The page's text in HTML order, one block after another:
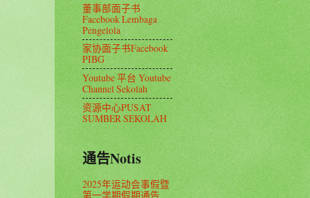
董事部面子书
Facebook Lembaga
Pengelola
家协面子书Facebook
PIBG
Youtube 平台 Youtube
Channel Sekolah
资源中心PUSAT
SUMBER SEKOLAH
通告Notis
2025年运动会事假暨
第一学期假期通告